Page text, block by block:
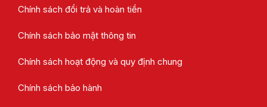
Chính sách đổi trả và hoàn tiền
Chính sách bảo mật thông tin
Chính sách hoạt động và quy định chung
Chính sách bảo hành